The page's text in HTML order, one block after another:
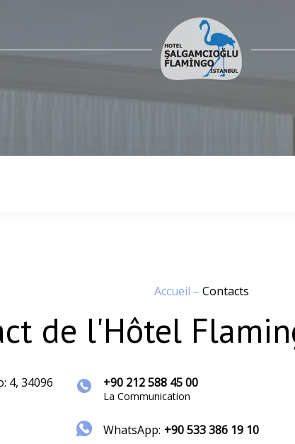
Accueil – Contacts
de l'Hôtel
4, 34096
+90 212 588 45 00
La Communication
WhatsApp: +90 533 386 19 10